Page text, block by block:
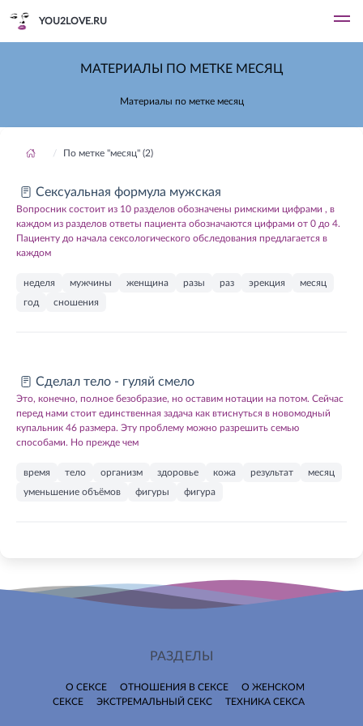
YOU2LOVE.RU
МАТЕРИАЛЫ ПО МЕТКЕ МЕСЯЦ
Материалы по метке месяц
По метке "месяц" (2)
Сексуальная формула мужская
Вопросник состоит из 10 разделов обозначены римскими цифрами , в
каждом из разделов ответы пациента обозначаются цифрами от 0 до 4.
Пациенту до начала сексологического обследования предлагается в
каждом
неделя мужчины женщина разы раз эрекция
месяц
год
сношения
Сделал тело - гуляй смело
Это, конечно, полное безобразие, но оставим нотации на потом. Сейчас
перед нами стоит единственная задача как втиснуться в новомодный
купальник 46 размера. Эту проблему можно разрешить семью
способами. Но прежде чем
время тело организм здоровье кожа результат
месяц
уменьшение объёмов
фигуры фигура
РАЗДЕЛЫ
О СЕКСЕ ОТНОШЕНИЯ В СЕКСЕ
О ЖЕНСКОМ
СЕКСЕ
ЭКСТРЕМАЛЬНЫЙ СЕКС ТЕХНИКА СЕКСА